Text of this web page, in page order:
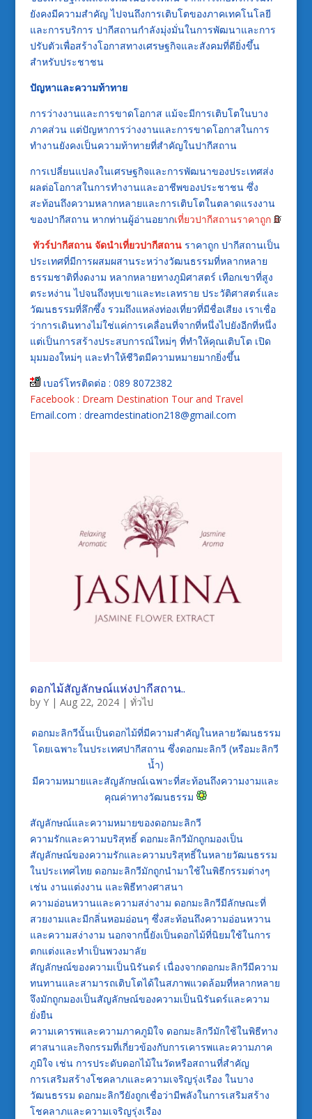
ยังคงมีความสำคัญ ไปจนถึงการเติบโตของภาคเทคโนโลยี
และการบริการ ปากีสถานกำลังมุ่งมั่นในการพัฒนาและการ
ปรับตัวเพื่อสร้างโอกาสทางเศรษฐกิจและสังคมที่ดียิ่งขึ้น
สำหรับประชาชน
ปัญหาและความท้าทาย
การว่างงานและการขาดโอกาส แม้จะมีการเติบโตในบาง
ภาคส่วน แต่ปัญหาการว่างงานและการขาดโอกาสในการ
ทำงานยังคงเป็นความท้าทายที่สำคัญในปากีสถาน
การเปลี่ยนแปลงในเศรษฐกิจและการพัฒนาของประเทศส่ง
ผลต่อโอกาสในการทำงานและอาชีพของประชาชน ซึ่ง
สะท้อนถึงความหลากหลายและการเติบโตในตลาดแรงงาน
ของปากีสถาน หากท่านผู้อ่านอยากเที่ยวปากีสถานราคาถูก
ทัวร์ปากีสถาน จัดนำเที่ยวปากีสถานราคาถูก ปากีสถานเป็น
ประเทศที่มีการผสมผสานระหว่างวัฒนธรรมที่หลากหลาย
ธรรมชาติที่งดงาม หลากหลายทางภูมิศาสตร์ เทือกเขาที่สูง
ตระหง่าน ไปจนถึงหุบเขาและทะเลทราย ประวัติศาสตร์และ
วัฒนธรรมที่ลึกซึ้ง รวมถึงแหล่งท่องเที่ยวที่มีชื่อเสียง เราเชื่อ
ว่าการเดินทางไม่ใช่แค่การเคลื่อนที่จากที่หนึ่งไปยังอีกที่หนึ่ง
แต่เป็นการสร้างประสบการณ์ใหม่ๆ ที่ทำให้คุณเติบโต เปิด
มุมมองใหม่ๆ และทำให้ชีวิตมีความหมายมากยิ่งขึ้น
เบอร์โทรติดต่อ : 089 8072382
Facebook : Dream Destination Tour and Travel
Email.com : dreamdestination218@gmail.com
ดอกไม้สัญลักษณ์แห่งปากีสถาน..
by Y| Aug 22, 2024| ทั่วไป
ดอกมะลิกวีนั้นเป็นดอกไม้ที่มีความสำคัญในหลายวัฒนธรรม
โดยเฉพาะในประเทศปากีสถาน ซึ่งดอกมะลิกวี (หรือมะลิกวี
น้ำ)
มีความหมายและสัญลักษณ์เฉพาะที่สะท้อนถึงความงามและ
คุณค่าทางวัฒนธรรม
สัญลักษณ์และความหมายของดอกมะลิกวี
ความรักและความบริสุทธิ์ ดอกมะลิกวีมักถูกมองเป็น
สัญลักษณ์ของความรักและความบริสุทธิ์ในหลายวัฒนธรรม
ในประเทศไทย ดอกมะลิกวีมักถูกนำมาใช้ในพิธีกรรมต่างๆ
เช่น งานแต่งงาน และพิธีทางศาสนา
ความอ่อนหวานและความสง่างาม ดอกมะลิกวีมีลักษณะที่
สวยงามและมีกลิ่นหอมอ่อนๆ ซึ่งสะท้อนถึงความอ่อนหวาน
และความสง่างาม นอกจากนี้ยังเป็นดอกไม้ที่นิยมใช้ในการ
ตกแต่งและทำเป็นพวงมาลัย
สัญลักษณ์ของความเป็นนิรันดร์ เนื่องจากดอกมะลิกวีมีความ
ทนทานและสามารถเติบโตได้ในสภาพแวดล้อมที่หลากหลาย
จึงมักถูกมองเป็นสัญลักษณ์ของความเป็นนิรันดร์และความ
ยั่งยืน
ความเคารพและความภาคภูมิใจ ดอกมะลิกวีมักใช้ในพิธีทาง
ศาสนาและกิจกรรมที่เกี่ยวข้องกับการเคารพและความภาค
ภูมิใจ เช่น การประดับดอกไม้ในวัดหรือสถานที่สำคัญ
การเสริมสร้างโชคลาภและความเจริญรุ่งเรือง ในบาง
วัฒนธรรม ดอกมะลิกวียังถูกเชื่อว่ามีพลังในการเสริมสร้าง
โชคลาภและความเจริญรุ่งเรือง